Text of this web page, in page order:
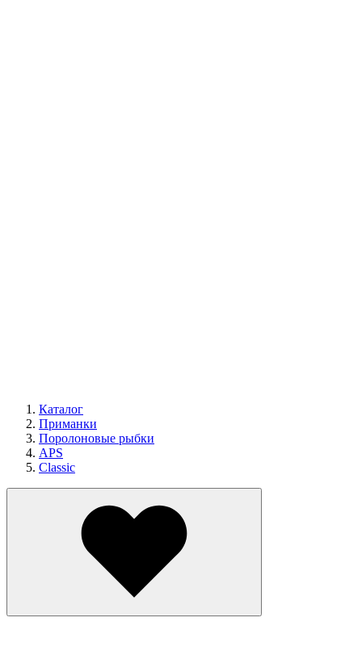
Каталог
Приманки
Поролоновые рыбки
APS
Classic